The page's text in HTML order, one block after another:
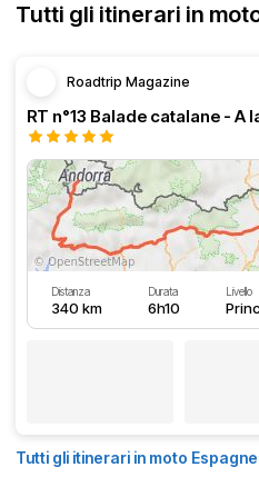
Tutti gli itinerari in
Roadtrip Magazine
Distanza
340 km
Durata
6h10
Livello
Tutti gli itinerari in moto Espagne